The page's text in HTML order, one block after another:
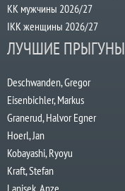
КК мужчины 2026/27
IKK женщины 2026/27
ЛУЧШИЕ ПРЫГУНЫ
Deschwanden, Gregor
Eisenbichler, Markus
Granerud, Halvor Egner
Hoerl, Jan
Kobayashi, Ryoyu
Kraft, Stefan
Lanisek, Anze